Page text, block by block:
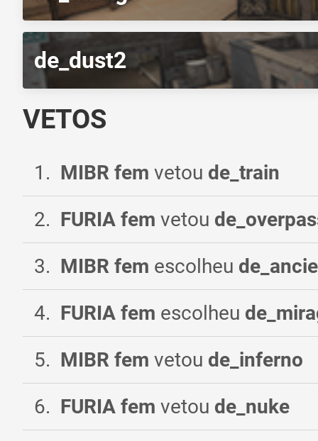
de_dust2
VETOS
1 . MIBR fem vetou de_train
2. FURIA fem vetou
3. MIBR fem escolheu
4. FURIA fem escolheu
5. MIBR fem vetou de_inferno
6. FURIA fem vetou de_nuke